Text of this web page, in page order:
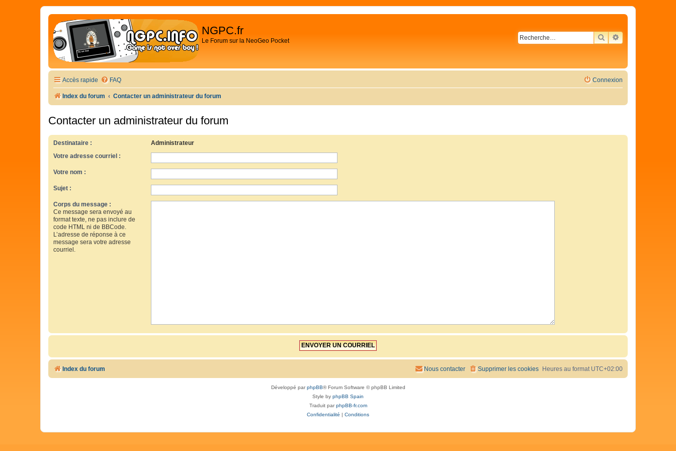
NGPC.fr
Le Forum sur la NeoGeo Pocket RECHERCHER
RECHERCHE
Accès rapide FAQ Connexion
Index du forum Contacter un administrateur du forum
Contacter un administrateur du forum
Destinataire :
Administrateur
Votre adresse courriel :
Votre nom :
Sujet :
Corps du message :
Ce message sera envoyé au
format texte, ne pas inclure de
code HTML ni de BBCode.
L’adresse de réponse à ce
message sera votre adresse
courriel.
Index du forum Heures au format UTC+02:00
Supprimer les cookies
Nous contacter
Développé parphpBB® Forum Software © phpBB Limited
Style by phpBB Spain
Traduit parphpBB-fr.com
Confidentialité | Conditions